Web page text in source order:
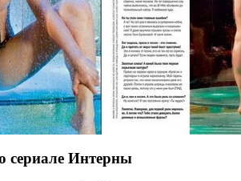
сериале Интерны